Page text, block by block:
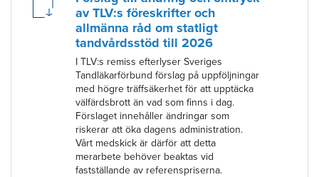
av TLV:s föreskrifter och
allmänna råd om statligt
tandvårdsstöd till 2026
I TLV:s remiss efterlyser Sveriges
Tandläkarförbund förslag på uppföljningar
med högre träffsäkerhet för att upptäcka
välfärdsbrott än vad som finns i dag.
Förslaget innehåller ändringar som
riskerar att öka dagens administration.
Vårt medskick är därför att detta
merarbete behöver beaktas vid
fastställande av referenspriserna.